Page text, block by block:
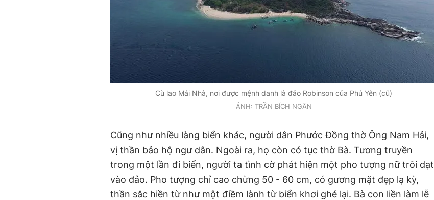
Cù lao Mái Nhà, nơi được mệnh danh là đảo Robinson của Phú Yên (cũ)
ẢNH: TRẦN BÍCH NGÂN
Cũng như nhiều làng biển khác, người dân Phước Đồng thờ Ông Nam Hải,
vị thần bảo hộ ngư dân. Ngoài ra, họ còn có tục thờ Bà. Tương truyền
trong một lần đi biển, người ta tình cờ phát hiện một pho tượng nữ trôi dạt
vào đảo. Pho tượng chỉ cao chừng 50 - 60 cm, có gương mặt đẹp lạ kỳ,
thần sắc hiền từ như một điềm lành từ biển khơi ghé lại. Bà con liền làm lễ